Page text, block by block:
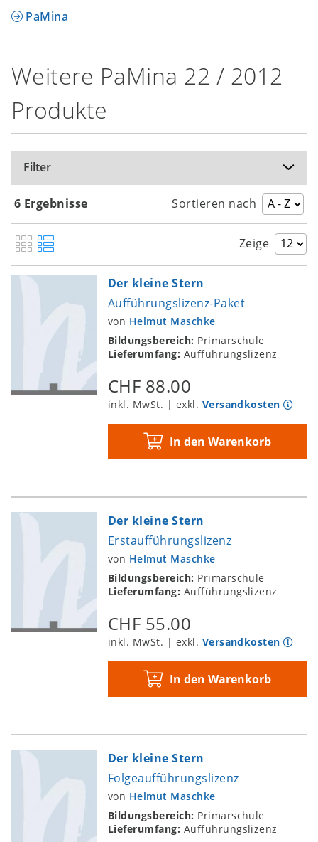
PaMina
Weitere PaMina 22 / 2012
Produkte
Filter
6 Ergebnisse Sortieren nach
Zeige
Der kleine Stern
Aufführungslizenz-Paket
von Helmut Maschke
Bildungsbereich: Primarschule
Lieferumfang: Aufführungslizenz
CHF 88.00
inkl. MwSt. | exkl. Versandkosten
In den Warenkorb
Der kleine Stern
Erstaufführungslizenz
von Helmut Maschke
Bildungsbereich: Primarschule
Lieferumfang: Aufführungslizenz
CHF 55.00
inkl. MwSt. | exkl. Versandkosten
In den Warenkorb
Der kleine Stern
Folgeaufführungslizenz
von Helmut Maschke
Bildungsbereich: Primarschule
Lieferumfang: Aufführungslizenz